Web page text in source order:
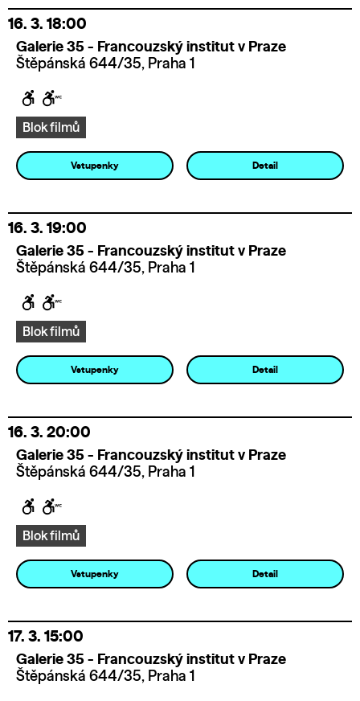
16. 3. 18:00
Galerie 35 - Francouzský institut v Praze
Štěpánská 644/35, Praha 1
Blok filmů
Vstupenky Detail
16. 3. 19:00
Galerie 35 - Francouzský institut v Praze
Štěpánská 644/35, Praha 1
Blok filmů
Vstupenky Detail
16. 3. 20:00
Galerie 35 - Francouzský institut v Praze
Štěpánská 644/35, Praha 1
Blok filmů
Vstupenky Detail
17. 3. 15:00
Galerie 35 - Francouzský institut v Praze
Štěpánská 644/35, Praha 1